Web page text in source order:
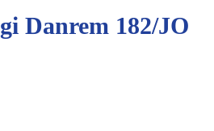
Danrem 182/JO